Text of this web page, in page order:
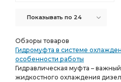
Показывать по 24
Обзоры товаров
Гидромуфта в системе
особенности работы
Гидравлическая муфта –
жидкостного охлаждения